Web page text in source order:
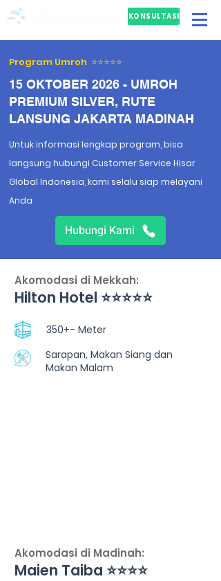
KONSULTASI
Program Umroh ⭐⭐⭐⭐⭐
15 OKTOBER 2026 - UMROH
PREMIUM SILVER, RUTE
LANSUNG JAKARTA MADINAH
Untuk informasi lengkap program, bisa
langsung hubungi Customer Service Hisar
Global Indonesia, kami selalu siap melayani
Anda
Hubungi Kami
Akomodasi di Mekkah:
Hilton Hotel ⭐⭐⭐⭐⭐
350+- Meter
Sarapan, Makan Siang dan
Makan Malam
Akomodasi di Madinah:
Maien Taiba ⭐⭐⭐⭐